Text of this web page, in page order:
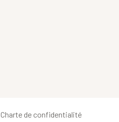
Charte de confidentialité